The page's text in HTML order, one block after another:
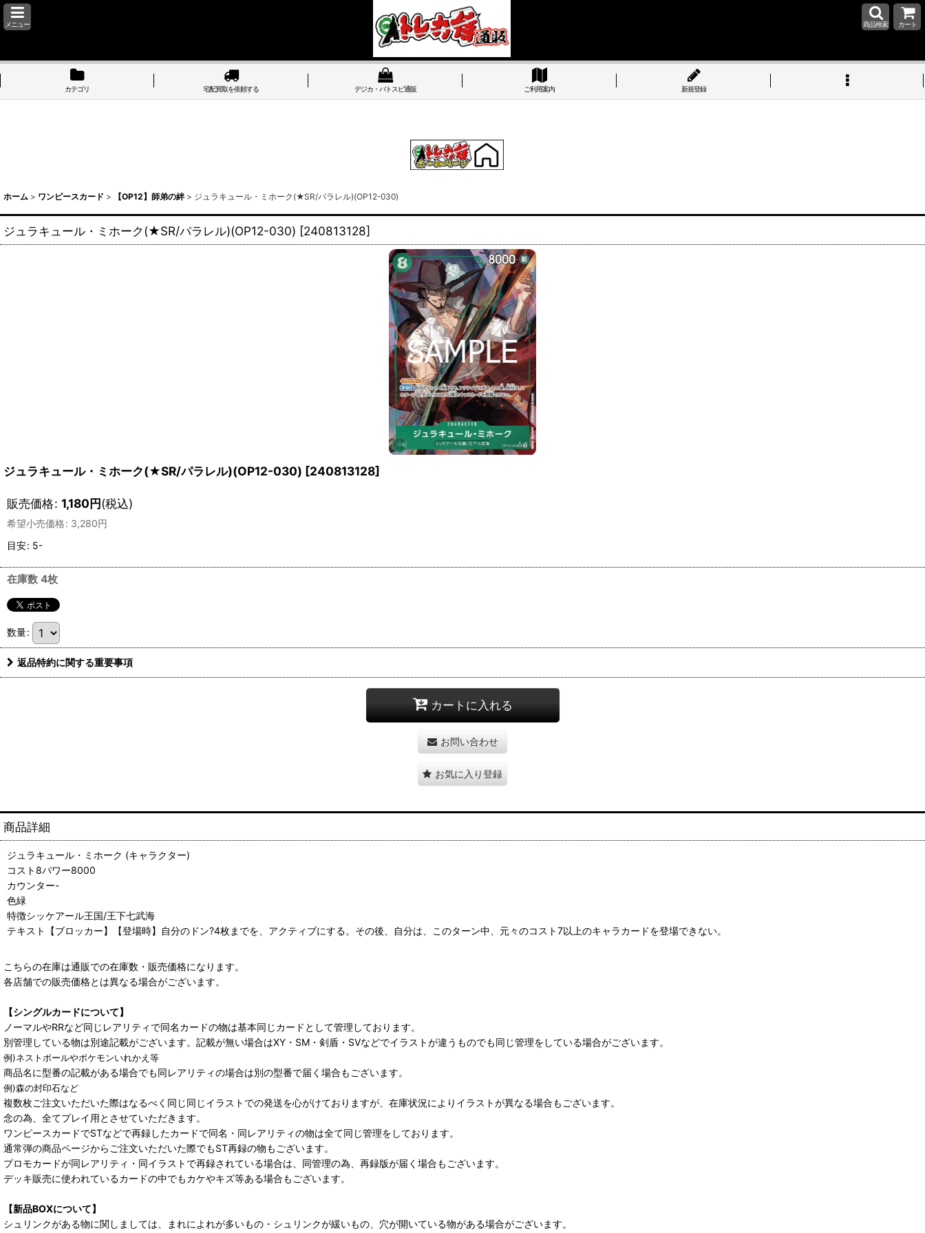
メニュー 商品検索 カート
カテゴリ 宅配買取を依頼する デジカ・バトスピ通販 ご利用案内 新規登録
ホーム > ワンピースカード > 【OP12】師弟の絆 > ジュラキュール・ミホーク(★SR/パラレル)(OP12-030)
ジュラキュール・ミホーク(★SR/パラレル)(OP12-030) [240813128]
ジュラキュール・ミホーク(★SR/パラレル)(OP12-030) [240813128]
販売価格: 1,180円(税込)
希望小売価格: 3,280円
目安: 5-
在庫数 4枚
数量:
返品特約に関する重要事項
カートに入れる
お問い合わせ
お気に入り登録
商品詳細
ジュラキュール・ミホーク (キャラクター)
コスト8パワー8000
カウンター-
色緑
特徴シッケアール王国/王下七武海
テキスト【ブロッカー】【登場時】自分のドン?4枚までを、アクティブにする。その後、自分は、このターン中、元々のコスト7以上のキャラカードを登場できない。
こちらの在庫は通販での在庫数・販売価格になります。
各店舗での販売価格とは異なる場合がございます。
【シングルカードについて】
ノーマルやRRなど同じレアリティで同名カードの物は基本同じカードとして管理しております。
別管理している物は別途記載がございます。記載が無い場合はXY・SM・剣盾・SVなどでイラストが違うものでも同じ管理をしている場合がございます。
例)ネストボールやポケモンいれかえ等
商品名に型番の記載がある場合でも同レアリティの場合は別の型番で届く場合もございます。
例)森の封印石など
複数枚ご注文いただいた際はなるべく同じ同じイラストでの発送を心がけておりますが、在庫状況によりイラストが異なる場合もございます。
念の為、全てプレイ用とさせていただきます。
ワンピースカードでSTなどで再録したカードで同名・同レアリティの物は全て同じ管理をしております。
通常弾の商品ページからご注文いただいた際でもST再録の物もございます。
プロモカードが同レアリティ・同イラストで再録されている場合は、同管理の為、再録版が届く場合もございます。
デッキ販売に使われているカードの中でもカケやキズ等ある場合もございます。
【新品BOXについて】
シュリンクがある物に関しましては、まれによれが多いもの・シュリンクが緩いもの、穴が開いている物がある場合がございます。